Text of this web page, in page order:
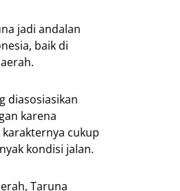
jadi andalan
baik di
diasosiasikan
karena
cukup
kondisi jalan.
Taruna